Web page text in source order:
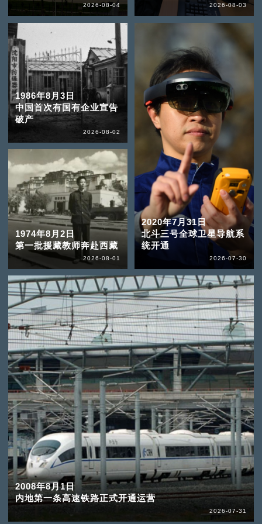
2026-08-04 2026-08-03
1986年8月3日
中国首次有国有企业宣告
破产
2026-08-02
1974年8月2日
第一批援藏教师奔赴西藏
2026-08-01
2008年8月1日
内地第一条高速铁路正式开通运营
2026-07-31
2020年7月31日
北斗三号全球卫星导航系
统开通
2026-07-30